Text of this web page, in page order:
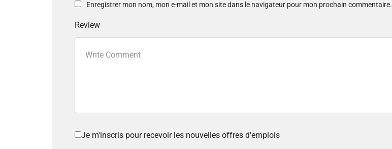
Enregistrer mon nom, mon e-mail et mon site dans le navigateur pour mon prochain commentaire.
Review
Je m'inscris pour recevoir les nouvelles offres d'emplois